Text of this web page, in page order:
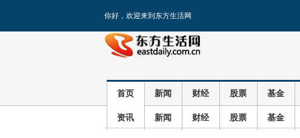
你好，欢迎来到东方生活网
首页 新闻 财经 股票 基金
资讯 新闻 财经 股票 基金